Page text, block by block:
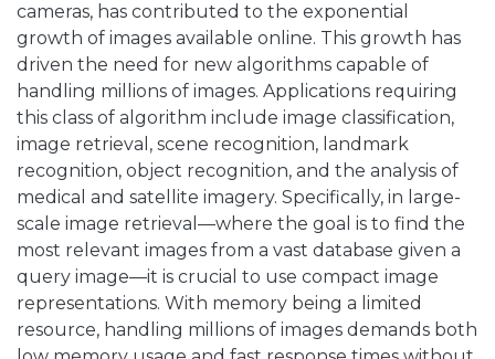
cameras, has contributed to the exponential
growth of images available online. This growth has
driven the need for new algorithms capable of
handling millions of images. Applications requiring
this class of algorithm include image classification,
image retrieval, scene recognition, landmark
recognition, object recognition, and the analysis of
medical and satellite imagery. Specifically, in large-
scale image retrieval—where the goal is to find the
most relevant images from a vast database given a
query image—it is crucial to use compact image
representations. With memory being a limited
resource, handling millions of images demands both